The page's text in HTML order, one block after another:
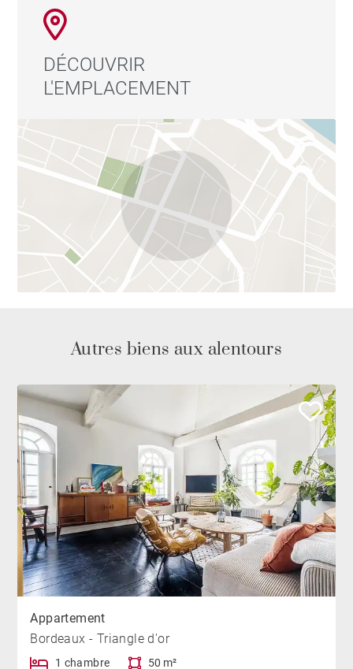
DÉCOUVRIR
L'EMPLACEMENT
Autres biens aux alentours
Appartement
Bordeaux - Triangle d'or
1 chambre 50 m²